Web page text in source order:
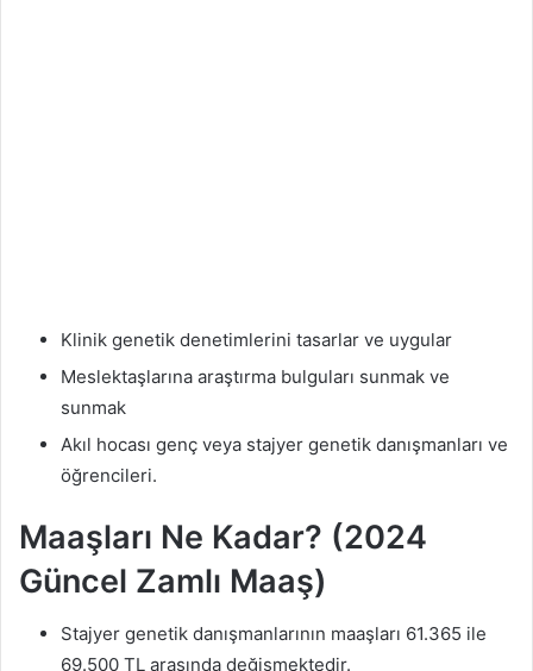
Klinik genetik denetimlerini tasarlar ve uygular
Meslektaşlarına araştırma bulguları sunmak ve
sunmak
Akıl hocası genç veya stajyer genetik danışmanları ve
öğrencileri.
Maaşları Ne Kadar? (2024
Güncel Zamlı Maaş)
Stajyer genetik danışmanlarının maaşları 61.365 ile
69.500 TL arasında değişmektedir.